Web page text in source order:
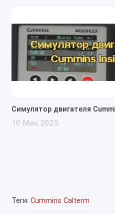
Симулятор двигателя
10 Мая, 2025
Теги: Cummins Calterm